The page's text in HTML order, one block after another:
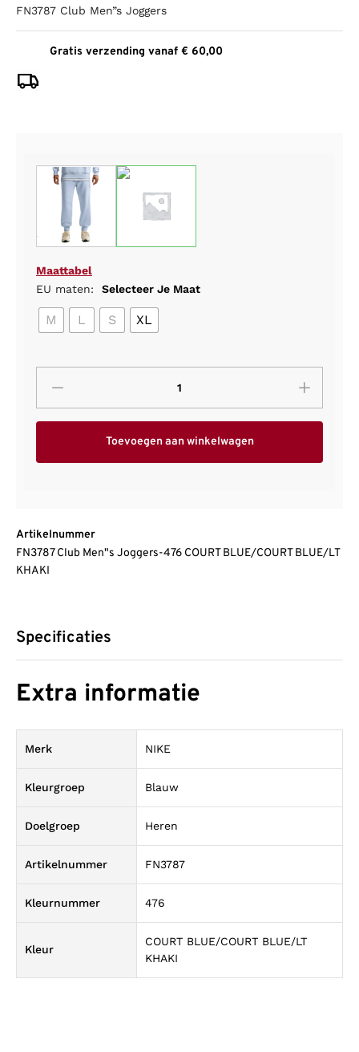
FN3787 Club Men”s Joggers
Gratis verzending vanaf € 60,00
Maattabel
EU maten:
Selecteer Je Maat
M L S XL
Toevoegen aan winkelwagen
Artikelnummer
FN3787 Club Men"s Joggers-476 COURT BLUE/COURT BLUE/LT
KHAKI
Specificaties
Extra informatie
Merk NIKE
Kleurgroep Blauw
Doelgroep Heren
Artikelnummer FN3787
Kleurnummer 476
Kleur
COURT BLUE/COURT BLUE/LT
KHAKI